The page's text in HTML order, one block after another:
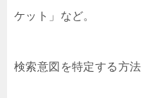
ケット」など。
検索意図を特定する方法